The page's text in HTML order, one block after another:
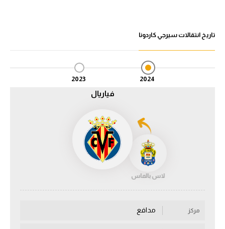
الدوري الإيطالي
دوري أبطال أوروبا
دوري أبطال إفريقيا
أقسام
تاريخ انتقالات سيرجي كاردونا
2024
2023
فياريال
لاس بالماس
مركز مدافع